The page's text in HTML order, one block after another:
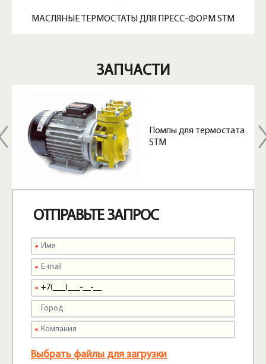
МАСЛЯНЫЕ ТЕРМОСТАТЫ ДЛЯ ПРЕСС-ФОРМ STM
ЗАПЧАСТИ
Помпы для термостата
STM
ОТПРАВЬТЕ ЗАПРОС
Выбрать файлы для загрузки